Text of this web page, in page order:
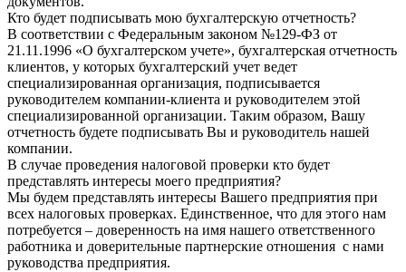
Кто будет подписывать мою бухгалтерскую отчетность?
В соответствии с Федеральным законом №129-ФЗ от
21.11.1996 «О бухгалтерском учете», бухгалтерская отчетность
клиентов, у которых бухгалтерский учет ведет
специализированная организация, подписывается
руководителем компании-клиента и руководителем этой
специализированной организации. Таким образом, Вашу
отчетность будете подписывать Вы и руководитель нашей
компании.
В случае проведения налоговой проверки кто будет
представлять интересы моего предприятия?
Мы будем представлять интересы Вашего предприятия при
всех налоговых проверках. Единственное, что для этого нам
потребуется – доверенность на имя нашего ответственного
работника и доверительные партнерские отношения с нами
руководства предприятия.